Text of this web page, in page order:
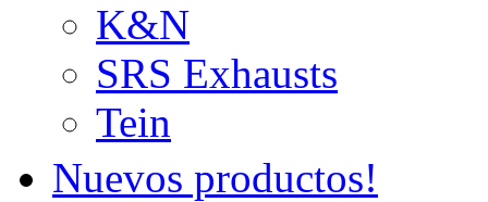
K&N
SRS Exhausts
Tein
Nuevos productos!